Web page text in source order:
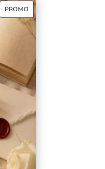
PROMO
R
O
I
T
N
R
O